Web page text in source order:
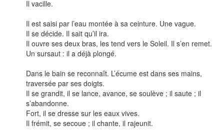
Il vacille.
Il est saisi par l’eau montée à sa ceinture. Une vague.
Il se décide. Il sait qu’il ira.
Il ouvre ses deux bras, les tend vers le Soleil. Il s’en remet.
Un sursaut : il a déjà plongé.
Dans le bain se reconnaît. L’écume est dans ses mains,
traversée par ses doigts.
Il se grandit, il se lance, avance, se soulève ; il saute ; il
s’abandonne.
Fort, il se dresse sur les eaux vives.
Il frémit, se secoue ; il chante, il rajeunit.